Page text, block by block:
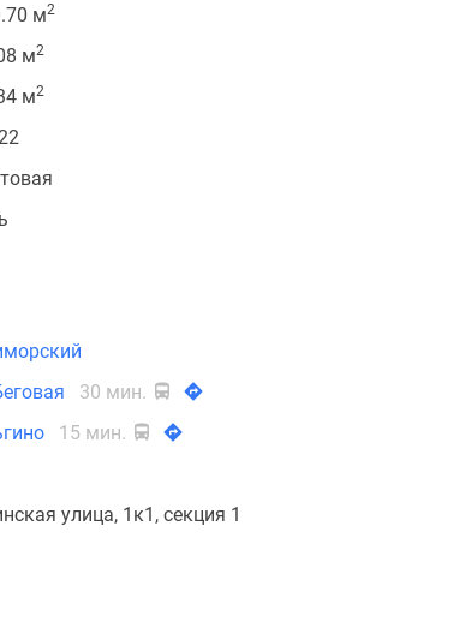
м2
м2
м2
30 мин.
15 мин.
улица, 1к1, секция 1